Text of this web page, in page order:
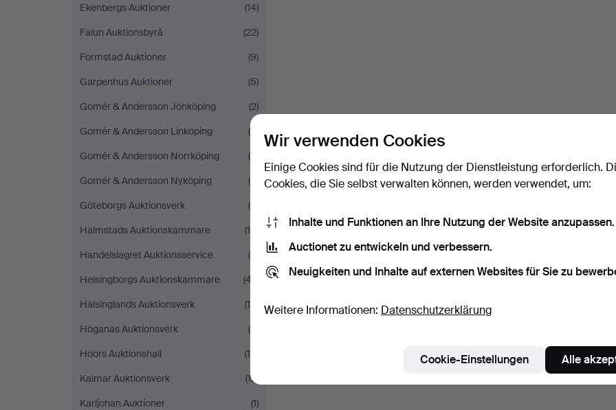
Ekenbergs Auktioner
(14)
Falun Auktionsbyrå
(22)
Formstad Auktioner
(9)
Garpenhus Auktioner
(5)
Gomér & Andersson Jönköping
(2)
Gomér & Andersson Linköping
(4)
Gomér & Andersson Norrköping
(5)
Gomér & Andersson Nyköping
(5)
Göteborgs Auktionsverk
(9)
Halmstads Auktionskammare
(15)
Handelslagret Auktionsservice
(6)
Helsingborgs Auktionskammare
(47)
Hälsinglands Auktionsverk
(16)
Höganäs Auktionsverk
(4)
Höörs Auktionshall
(18)
Kalmar Auktionsverk
(12)
Karljohan Auktioner
(1)
Wir verwenden Cookies
Einige Cookies sind für die Nutzung der Dienstleistung erforderlich.
Cookies, die Sie selbst verwalten können, werden verwendet, um:
Inhalte und Funktionen an Ihre Nutzung der Website anzupassen.
Auctionet zu entwickeln und verbessern.
Neuigkeiten und Inhalte auf externen Websites für Sie zu
Weitere Informationen: Datenschutzerklärung
Cookie-Einstellungen Alle